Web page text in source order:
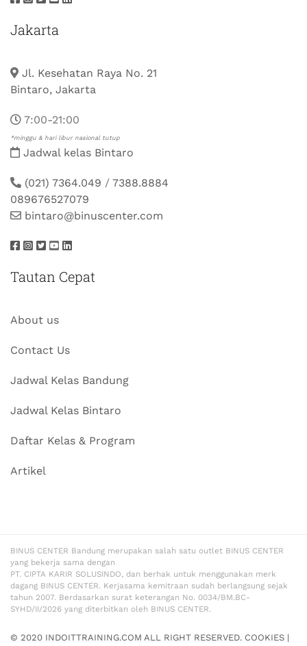
Jakarta
Jl. Kesehatan Raya No. 21
Bintaro, Jakarta
7:00-21:00
*minggu & hari libur nasional tutup
Jadwal kelas Bintaro
(021) 7364.049 / 7388.8884
089676527079
bintaro@binuscenter.com
Tautan Cepat
About us
Contact Us
Jadwal Kelas Bandung
Jadwal Kelas Bintaro
Daftar Kelas & Program
Artikel
BINUS CENTER Bandung merupakan salah satu outlet BINUS CENTER
yang bekerja sama dengan
PT. CIPTA KARIR SOLUSINDO, dan berhak untuk menggunakan merk
dagang BINUS CENTER. Kerjasama kemitraan sudah berlangsung sejak
tahun 2007. Berdasarkan surat keterangan No. 0034/BM.BC-
SYHD/II/2026 yang diterbitkan oleh BINUS CENTER.
© 2020 INDOITTRAINING.COM ALL RIGHT RESERVED. COOKIES |